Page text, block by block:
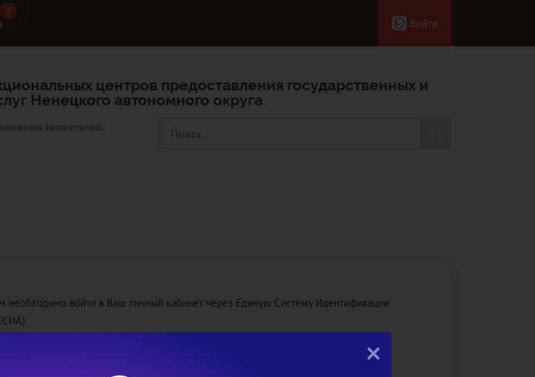
×
2
2
Войти
центров предоставления государственных и
Ненецкого автономного округа
заявителей:
необходимо войти в Ваш личный кабинет через Единую Систему Идентификации
, указать СНИЛС и данные документа,